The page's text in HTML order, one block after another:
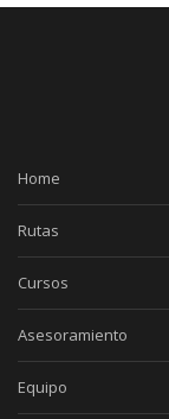
Home
Rutas
Cursos
Asesoramiento
Equipo